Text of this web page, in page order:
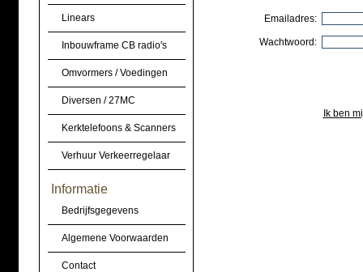
Linears
Inbouwframe CB radio's
Omvormers / Voedingen
Diversen / 27MC
Kerktelefoons & Scanners
Verhuur Verkeerregelaar
Informatie
Bedrijfsgegevens
Algemene Voorwaarden
Contact
Emailadres:
Wachtwoord:
Ik ben